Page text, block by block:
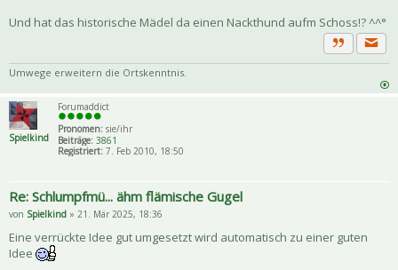
Und hat das historische Mädel da einen Nackthund aufm Schoss!? ^^°
Zitat
Umwege erweitern die Ortskenntnis.
Spielkind
Forumaddict
Pronomen: sie/ihr
Beiträge: 3861
Registriert: 7. Feb 2010, 18:50
Re: Schlumpfmü... ähm flämische Gugel
von Spielkind » 21. Mär 2025, 18:36
Eine verrückte Idee gut umgesetzt wird automatisch zu einer guten
Idee